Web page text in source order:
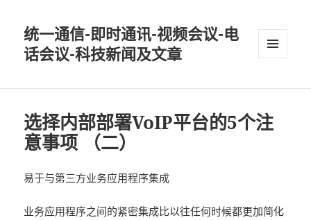
统一通信-即时通讯-视频会议-电
话会议-科技新闻及文章
选择内部部署VoIP平台的5个注
意事项 （二）
易于与第三方业务应用程序集成
业务应用程序之间的紧密集成比以往任何时候都更加简化